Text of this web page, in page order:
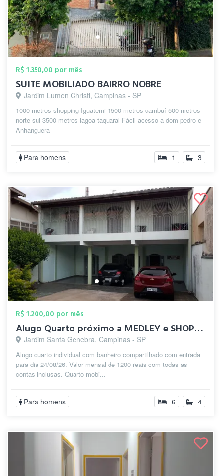
R$ 1.350,00 por mês
SUITE MOBILIADO BAIRRO NOBRE
Jardim Lumen Christi, Campinas - SP
1000 metros shopping Iguatemi 1500 metros cambuí 500 metros
norte sul 3500 metros lagoa taquaral Fácil acesso a dom pedro e
Anhanguera
Para homens 1 3
R$ 1.200,00 por mês
Alugo Quarto próximo a MEDLEY e SHOPPIN...
Jardim Santa Genebra, Campinas - SP
Alugo quarto individual com banheiro compartilhado com entrada
para dia 24/08/26. Valor mensal de 1200 reais com todas as
contas inclusas. Quarto mobi...
Para homens 6 4